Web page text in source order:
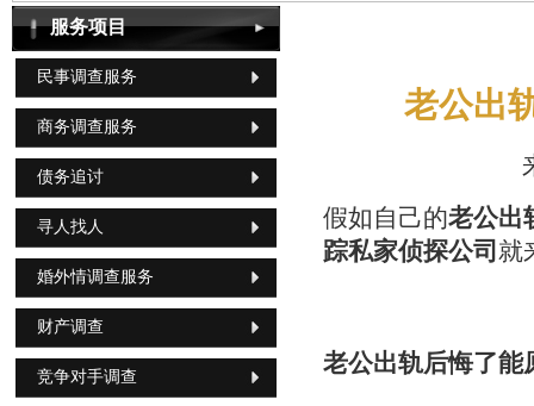
服务项目
民事调查服务
商务调查服务
债务追讨
寻人找人
婚外情调查服务
财产调查
竞争对手调查
老公出
假如自己的老公出
踪私家侦探公司 就
老公出轨后悔了能